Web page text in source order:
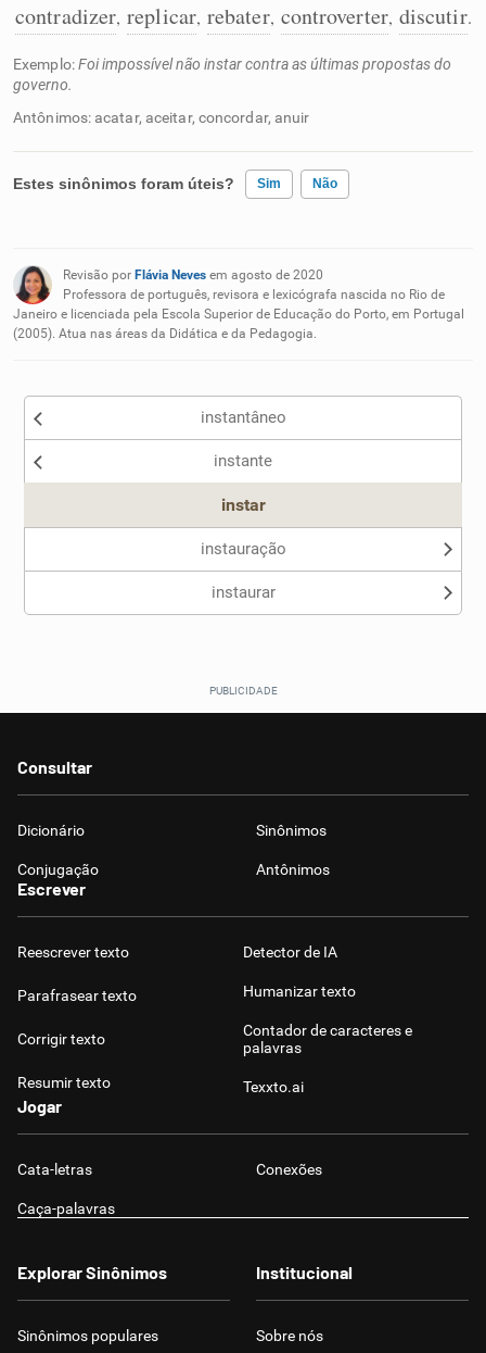
contradizer, replicar, rebater, controverter, discutir.
Exemplo:Foi impossível não instar contra as últimas propostas do
governo.
Antônimos: acatar, aceitar, concordar, anuir
Estes sinônimos foram úteis? Sim Não
Nenhum dos sinônimos apresentados me ajudou
Outro
Revisão por Flávia Neves em agosto de 2020
Professora de português, revisora e lexicógrafa nascida no Rio de
Janeiro e licenciada pela Escola Superior de Educação do Porto, em Portugal
(2005). Atua nas áreas da Didática e da Pedagogia.
instantâneo
instante
instar
instauração
instaurar
Consultar
Dicionário Sinônimos
Conjugação Antônimos
Escrever
Reescrever texto
Parafrasear texto
Corrigir texto
Resumir texto
Detector de IA
Humanizar texto
Contador de caracteres e
palavras
Texxto.ai
Jogar
Cata-letras Conexões
Caça-palavras
Explorar Sinônimos
Sinônimos populares
Institucional
Sobre nós